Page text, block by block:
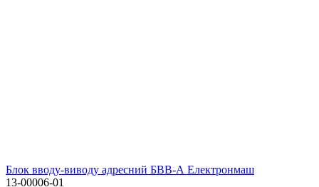
Блок вводу-виводу адресний БВВ-А Електронмаш
13-00006-01